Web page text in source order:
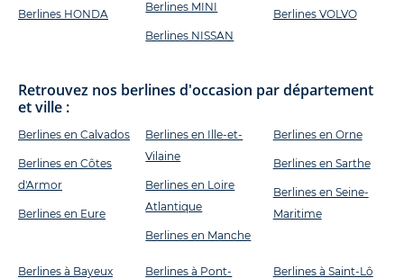
Berlines HONDA
Berlines MINI
Berlines NISSAN
Berlines VOLVO
Retrouvez nos berlines d'occasion par département
et ville :
Berlines en Calvados
Berlines en Côtes
d'Armor
Berlines en Eure
Berlines en Ille-et-
Vilaine
Berlines en Loire
Atlantique
Berlines en Manche
Berlines en Orne
Berlines en Sarthe
Berlines en Seine-
Maritime
Berlines à Bayeux
Berlines à Pont-
Berlines à Saint-Lô